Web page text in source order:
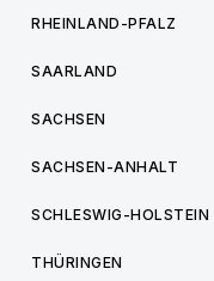
RHEINLAND-PFALZ
SAARLAND
SACHSEN
SACHSEN-ANHALT
SCHLESWIG-HOLSTEIN
THÜRINGEN